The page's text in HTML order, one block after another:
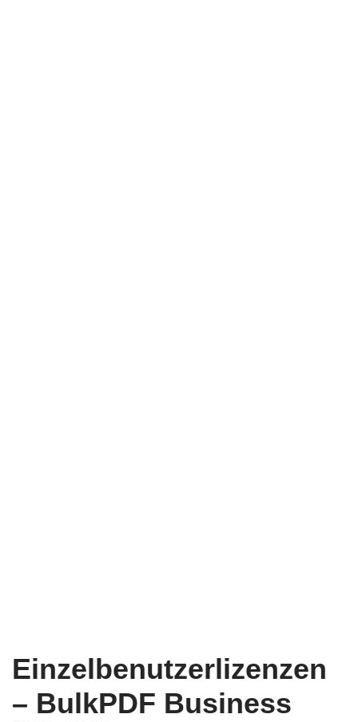
Einzelbenutzerlizenzen
– BulkPDF Business